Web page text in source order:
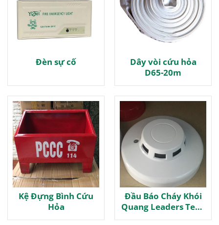
Đèn sự cố
Dây vòi cứu hỏa
D65-20m
Kệ Đựng Bình Cứu
Hỏa
Đầu Báo Cháy Khói
Quang Leaders Tech
LDS-D311A